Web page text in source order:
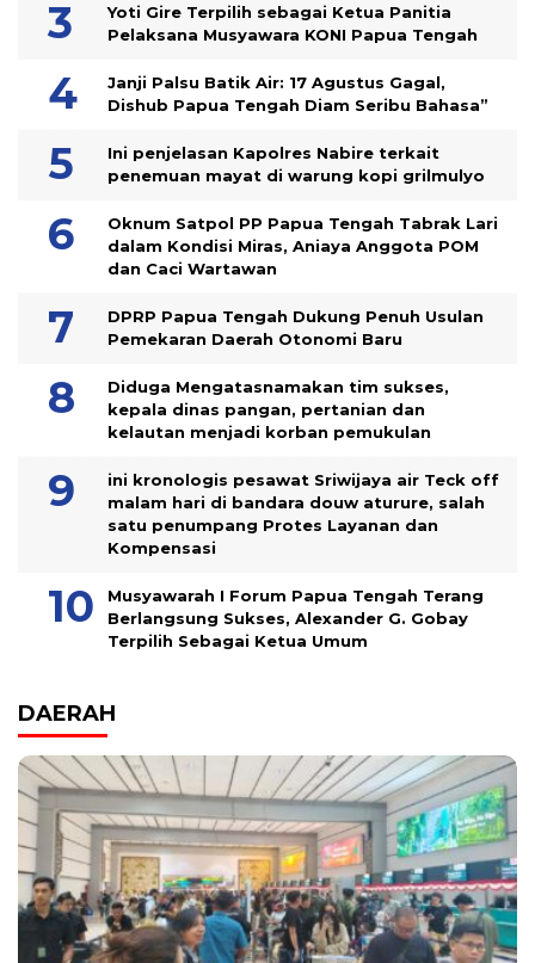
Yoti Gire Terpilih sebagai Ketua Panitia
Pelaksana Musyawara KONI Papua Tengah
Janji Palsu Batik Air: 17 Agustus Gagal,
Dishub Papua Tengah Diam Seribu Bahasa”
Ini penjelasan Kapolres Nabire terkait
penemuan mayat di warung kopi grilmulyo
Oknum Satpol PP Papua Tengah Tabrak Lari
dalam Kondisi Miras, Aniaya Anggota POM
dan Caci Wartawan
DPRP Papua Tengah Dukung Penuh Usulan
Pemekaran Daerah Otonomi Baru
Diduga Mengatasnamakan tim sukses,
kepala dinas pangan, pertanian dan
kelautan menjadi korban pemukulan
ini kronologis pesawat Sriwijaya air Teck off
malam hari di bandara douw aturure, salah
satu penumpang Protes Layanan dan
Kompensasi
Musyawarah I Forum Papua Tengah Terang
Berlangsung Sukses, Alexander G. Gobay
Terpilih Sebagai Ketua Umum
DAERAH